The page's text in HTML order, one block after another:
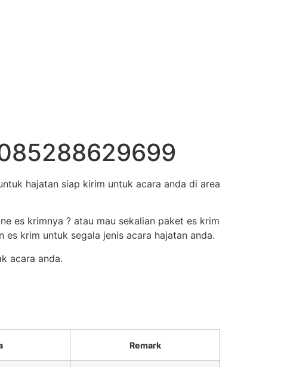
hajatan siap kirim untuk acara anda di area
es krimnya ? atau mau sekalian paket es krim
krim untuk segala jenis acara hajatan anda.
acara anda.
Remark